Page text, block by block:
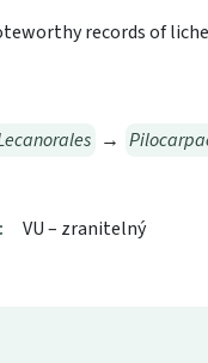
records of
→
VU – zranitelný